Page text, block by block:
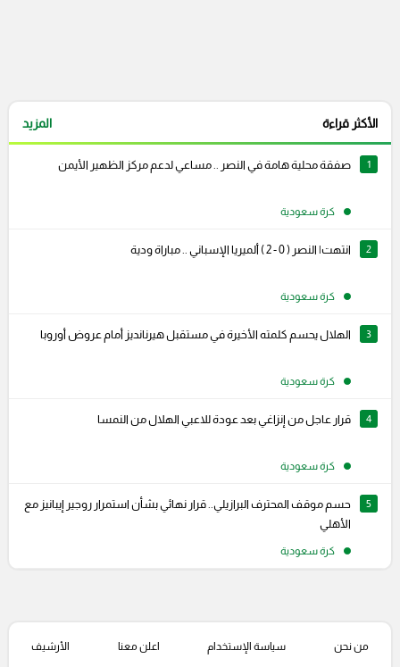
الأكثر قراءة المزيد
1 صفقة محلية هامة في النصر .. مساعي لدعم مركز الظهير الأيمن
كرة سعودية
2 انتهت| النصر ( 0 - 2 ) ألميريا الإسباني .. مباراة ودية
كرة سعودية
3 الهلال يحسم كلمته الأخيرة في مستقبل هيرنانديز أمام عروض أوروبا
كرة سعودية
4 قرار عاجل من إنزاغي بعد عودة للاعبي الهلال من النمسا
كرة سعودية
5
حسم موقف المحترف البرازيلي.. قرار نهائي بشأن استمرار روجير إيبانيز مع
الأهلي
كرة سعودية
من نحن سياسة الإستخدام اعلن معنا الأرشيف